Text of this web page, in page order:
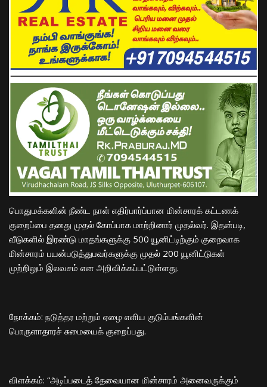
​பொதுமக்களின் நீண்ட நாள் எதிர்பார்ப்பான மின்சாரக் கட்டணக்
குறைப்பை தனது முதல் கோப்பாக மாற்றினார் முதல்வர். இதன்படி,
வீடுகளில் இரண்டு மாதங்களுக்கு 500 யூனிட்டிற்கும் குறைவாக
மின்சாரம் பயன்படுத்துபவர்களுக்கு முதல் 200 யூனிட்டுகள்
முற்றிலும் இலவசம் என அறிவிக்கப்பட்டுள்ளது.
​நோக்கம்: நடுத்தர மற்றும் ஏழை எளிய குடும்பங்களின்
பொருளாதாரச் சுமையைக் குறைப்பது.
​விளக்கம்: “அடிப்படைத் தேவையான மின்சாரம் அனைவருக்கும்